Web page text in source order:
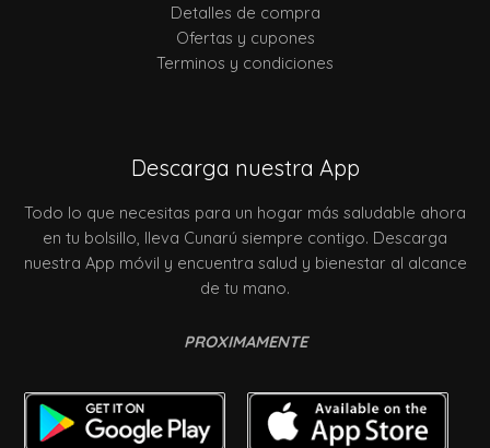
Detalles de compra
Ofertas y cupones
Terminos y condiciones
Descarga nuestra App
Todo lo que necesitas para un hogar más saludable ahora
en tu bolsillo, lleva Cunarú siempre contigo. Descarga
nuestra App móvil y encuentra salud y bienestar al alcance
de tu mano.
PROXIMAMENTE